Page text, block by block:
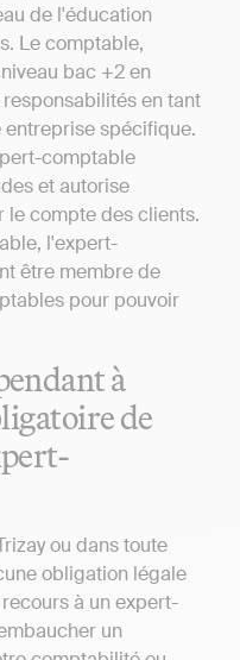
de l'éducation
Le comptable,
bac +2 en
en tant
entreprise spécifique.
comptable
et autorise
le compte des clients.
l'expert-
être membre de
pour pouvoir
à
de
ou dans toute
obligation légale
à un expert-
un